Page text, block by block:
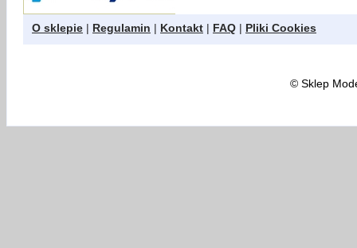
O sklepie | Regulamin | Kontakt | FAQ | Pliki Cookies
©Sklep